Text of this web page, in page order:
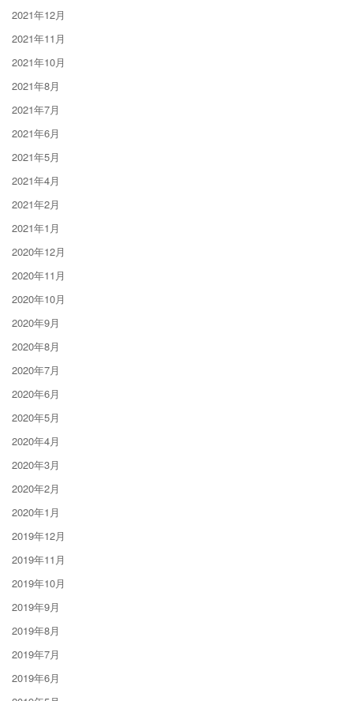
2021年12月
2021年11月
2021年10月
2021年8月
2021年7月
2021年6月
2021年5月
2021年4月
2021年2月
2021年1月
2020年12月
2020年11月
2020年10月
2020年9月
2020年8月
2020年7月
2020年6月
2020年5月
2020年4月
2020年3月
2020年2月
2020年1月
2019年12月
2019年11月
2019年10月
2019年9月
2019年8月
2019年7月
2019年6月